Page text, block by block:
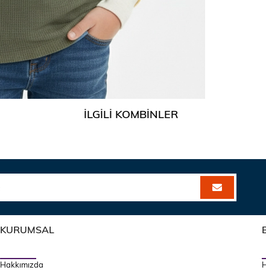
İLGILI KOMBINLER
KURUMSAL
Hakkımızda